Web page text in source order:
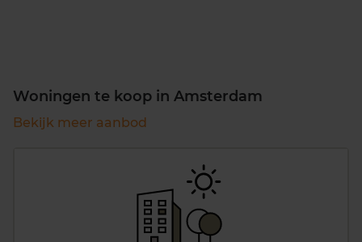
Woningen te koop in Amsterdam
Bekijk meer aanbod